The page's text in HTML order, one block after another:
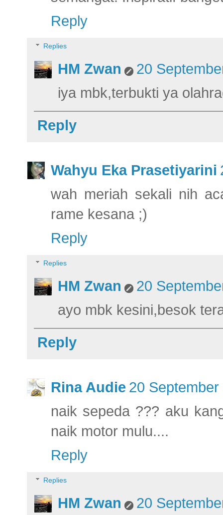
Reply
Replies
HM Zwan
20
iya mbk,terbukti ya
Reply
Wahyu Eka Prasetiyarini
wah meriah sekali nih
rame kesana ;)
Reply
Replies
HM Zwan
20
ayo mbk kesini,besok
Reply
Rina Audie 20
naik sepeda ??? aku
naik motor mulu....
Reply
Replies
HM Zwan
20